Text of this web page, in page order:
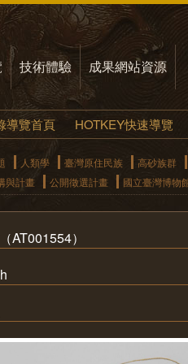
技術體驗 成果網站資源
導覽首頁 HOTKEY快速導覽
人類學 臺灣原住民族
高砂族群
與計畫 公開徵選計畫 國立臺灣博物
AT001554）